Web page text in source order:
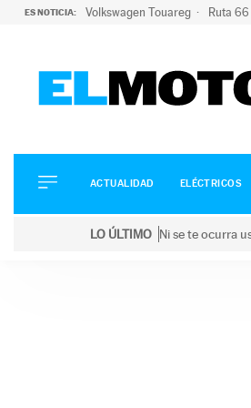
ES NOTICIA: Volkswagen Touareg Ruta 66
ELÉCTRICOS
CONDUCIR
ACTUALIDAD ELÉCTRICOS
LO ÚLTIMO Ni se te ocurra